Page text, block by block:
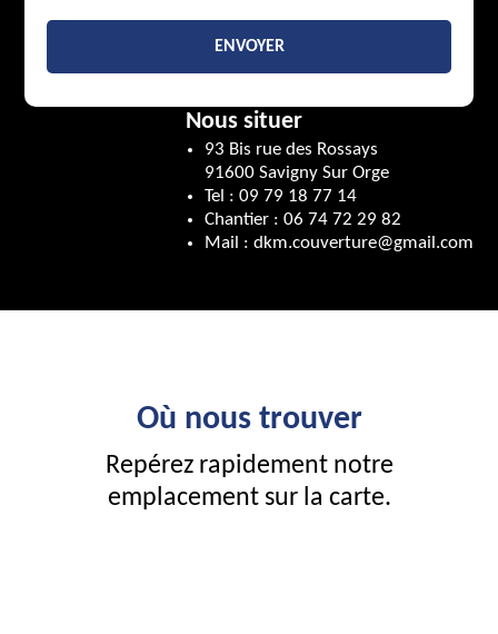
Nous situer
93 Bis rue des Rossays
91600 Savigny Sur Orge
Tel : 09 79 18 77 14
Chantier : 06 74 72 29 82
Mail : dkm.couverture@gmail.com
Où nous trouver
Repérez rapidement notre
emplacement sur la carte.